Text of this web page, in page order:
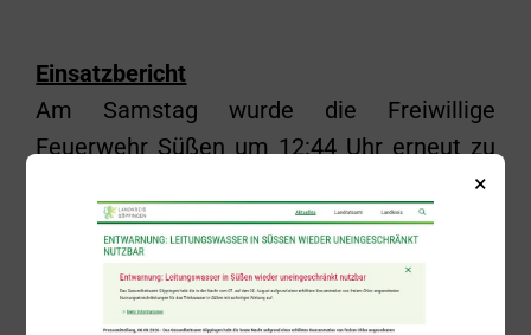
Einsatzbericht
Am Samstag wurde die Freiwillige
Feuerwehr Süßen um 12:44 Uhr erneut zu
einer Notfalltüröffnung in den Storchenweg
alarmiert.
ZurückAlle Beiträge anzeigen Weiter
×